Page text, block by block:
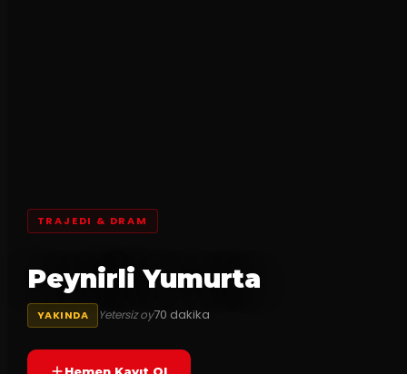
TRAJEDI & DRAM
Peynirli Yumurta
YAKINDA Yetersiz oy70 dakika